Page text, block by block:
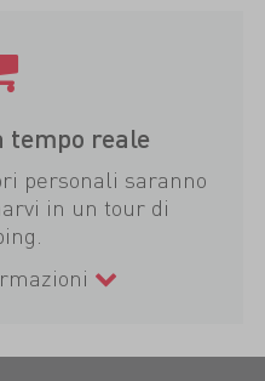
tempo reale
personali saranno
in un tour di